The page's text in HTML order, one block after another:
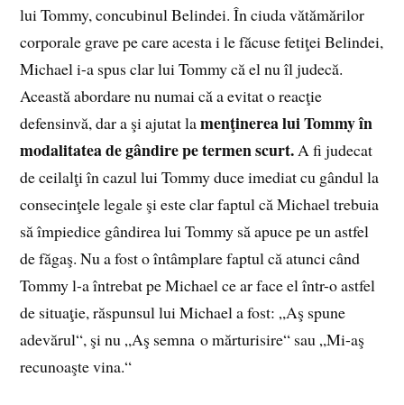
lui Tommy, concubinul Belindei. În ciuda vătămărilor
corporale grave pe care acesta i le făcuse fetiţei Belindei,
Michael i-a spus clar lui Tommy că el nu îl judecă.
Această abordare nu numai că a evitat o reacţie
defensinvă, dar a şi ajutat lamenţinerea lui Tommy în
modalitatea de gândire pe termen scurt.A fi judecat
de ceilalţi în cazul lui Tommy duce imediat cu gândul la
consecinţele legale şi este clar faptul că Michael trebuia
să împiedice gândirea lui Tommy să apuce pe un astfel
de făgaş. Nu a fost o întâmplare faptul că atunci când
Tommy l-a întrebat pe Michael ce ar face el într-o astfel
de situaţie, răspunsul lui Michael a fost: „Aş spune
adevărul“, şi nu „Aş semna o mărturisire“ sau „Mi-aş
recunoaşte vina.“